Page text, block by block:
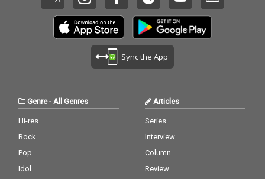
Sync the App
Genre- All Genres
Hi-res
Rock
Pop
Idol
Articles
Series
Interview
Column
Review